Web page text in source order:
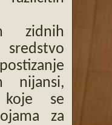
zidnih
nijansi,
se
za